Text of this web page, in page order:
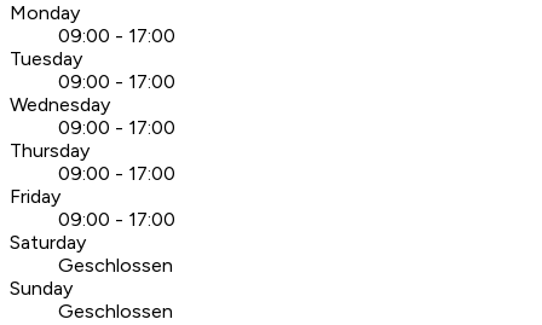
Monday
09:00 - 17:00
Tuesday
09:00 - 17:00
Wednesday
09:00 - 17:00
Thursday
09:00 - 17:00
Friday
09:00 - 17:00
Saturday
Geschlossen
Sunday
Geschlossen